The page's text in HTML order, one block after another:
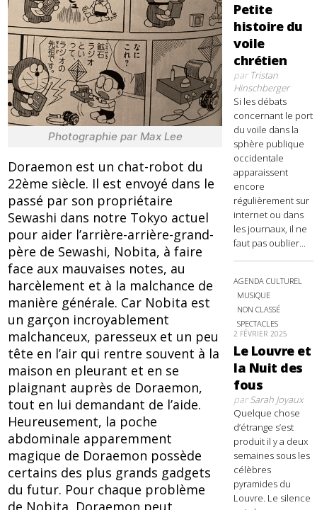
Photographie par Max Lee
Doraemon est un chat-robot du
22ème siècle. Il est envoyé dans le
passé par son propriétaire
Sewashi dans notre Tokyo actuel
pour aider l’arrière-arrière-grand-
père de Sewashi, Nobita, à faire
face aux mauvaises notes, au
harcèlement et à la malchance de
manière générale. Car Nobita est
un garçon incroyablement
malchanceux, paresseux et un peu
tête en l’air qui rentre souvent à la
maison en pleurant et en se
plaignant auprès de Doraemon,
tout en lui demandant de l’aide.
Heureusement, la poche
abdominale apparemment
magique de Doraemon possède
certains des plus grands gadgets
du futur. Pour chaque problème
de Nobita, Doraemon peut
Petite
histoire du
voile
chrétien
parTristan
Hinschberger
Si les débats
concernant le port
du voile dans la
sphère publique
occidentale
apparaissent
encore
régulièrement sur
internet ou dans
les journaux, il ne
faut pas oublier...
AGENDA CULTUREL
MUSIQUE
NON CLASSÉ
SPECTACLES
2 FÉVRIER 2025
Le Louvre et
la Nuit des
fous
parSarah Joyaux
Quelque chose
d’étrange s’est
produit il y a deux
semaines sous les
célèbres
pyramides du
Louvre. Le silence